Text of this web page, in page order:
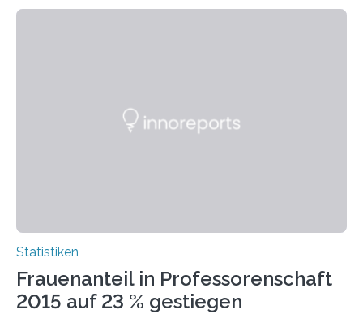
Statistiken
Frauenanteil in Professorenschaft
2015 auf 23 % gestiegen